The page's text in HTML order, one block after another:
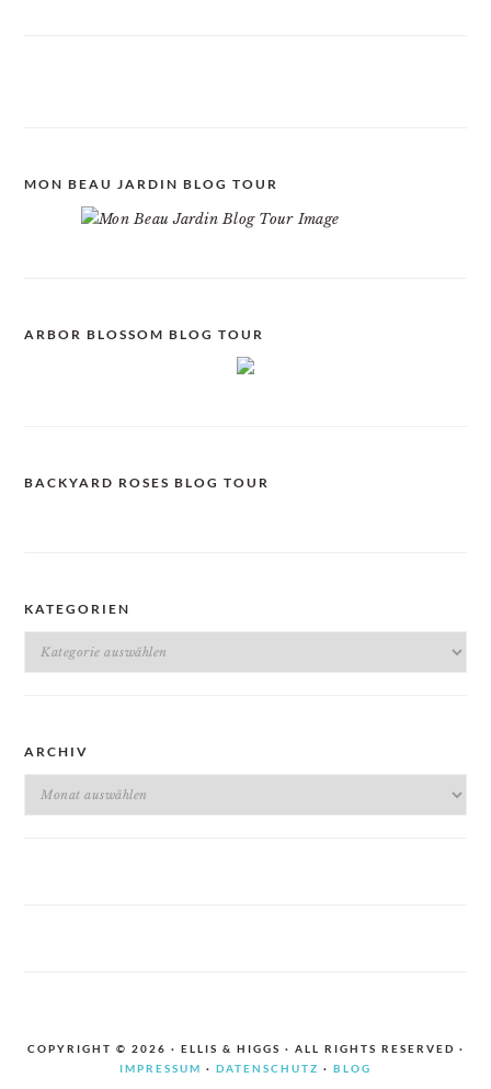
MON BEAU JARDIN BLOG TOUR
ARBOR BLOSSOM BLOG TOUR
BACKYARD ROSES BLOG TOUR
KATEGORIEN
Kategorien
ARCHIV
Archiv
COPYRIGHT © 2026 · ELLIS & HIGGS · ALL RIGHTS RESERVED ·
IMPRESSUM · DATENSCHUTZ · BLOG